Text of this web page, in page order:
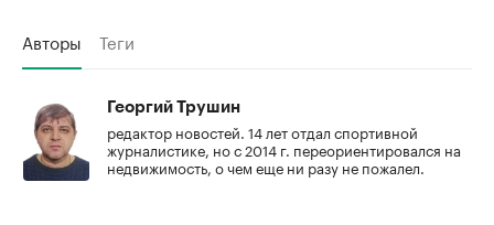
Авторы Теги
Георгий Трушин
редактор новостей. 14 лет отдал спортивной
журналистике, но с 2014 г. переориентировался на
недвижимость, о чем еще ни разу не пожалел.